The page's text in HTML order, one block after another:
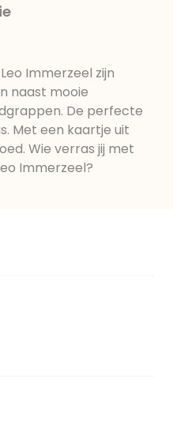
Immerzeel zijn
naast mooie
De perfecte
Met een kaartje uit
Wie verras jij met
Immerzeel?